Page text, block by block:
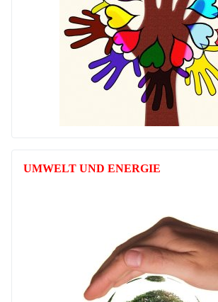
UMWELT UND ENERGIE